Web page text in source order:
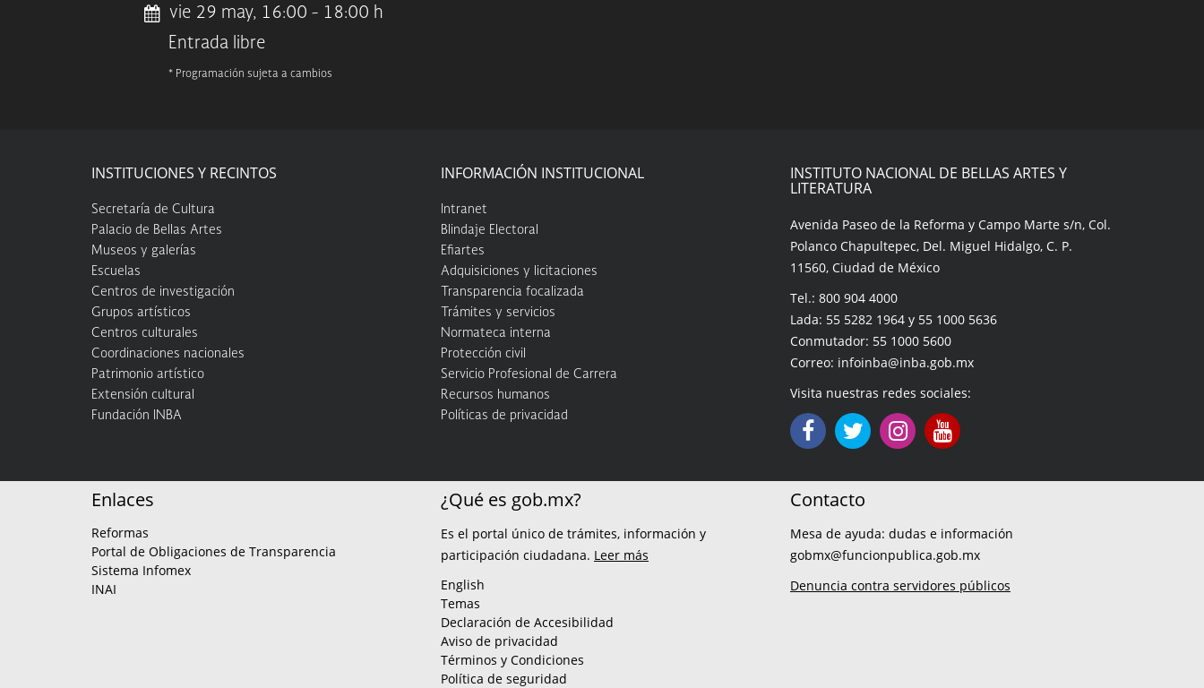
vie 29 may, 16:00 - 18:00 h
Entrada libre
* Programación sujeta a cambios
INSTITUCIONES Y RECINTOS
Secretaría de Cultura
Palacio de Bellas Artes
Museos y galerías
Escuelas
Centros de investigación
Grupos artísticos
Centros culturales
Coordinaciones nacionales
Patrimonio artístico
Extensión cultural
Fundación INBA
INFORMACIÓN INSTITUCIONAL
Intranet
Blindaje Electoral
Efiartes
Adquisiciones y licitaciones
Transparencia focalizada
Trámites y servicios
Normateca interna
Protección civil
Servicio Profesional de Carrera
Recursos humanos
Políticas de privacidad
INSTITUTO NACIONAL DE BELLAS ARTES Y
LITERATURA
Avenida Paseo de la Reforma y Campo Marte s/n, Col.
Polanco Chapultepec, Del. Miguel Hidalgo, C. P.
11560, Ciudad de México
Tel.: 800 904 4000
Lada: 55 5282 1964 y 55 1000 5636
Conmutador: 55 1000 5600
Correo: infoinba@inba.gob.mx
Visita nuestras redes sociales:
Enlaces
Reformas
Portal de Obligaciones de Transparencia
Sistema Infomex
INAI
¿Qué es gob.mx?
Es el portal único de trámites, información y
participación ciudadana. Leer más
English
Temas
Declaración de Accesibilidad
Aviso de privacidad
Términos y Condiciones
Política de seguridad
Contacto
Mesa de ayuda: dudas e información
gobmx@funcionpublica.gob.mx
Denuncia contra servidores públicos